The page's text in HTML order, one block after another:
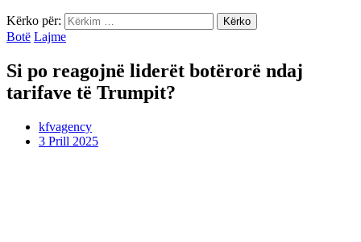
Kërko për:
Botë Lajme
Si po reagojnë liderët botërorë ndaj
tarifave të Trumpit?
kfvagency
3 Prill 2025